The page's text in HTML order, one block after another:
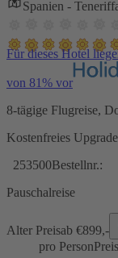
Spanien -
Für dieses Hotel
von 81% vor
8-tägige Flugreise,
Kostenfreies
253500Bestellnr.:
Pauschalreise
Alter Preisab €899,-
pro Person